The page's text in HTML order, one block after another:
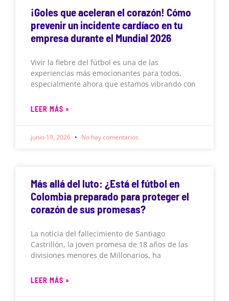
¡Goles que aceleran el corazón! Cómo
prevenir un incidente cardíaco en tu
empresa durante el Mundial 2026
Vivir la fiebre del fútbol es una de las
experiencias más emocionantes para todos,
especialmente ahora que estamos vibrando con
LEER MÁS »
junio 19, 2026 No hay comentarios
Más allá del luto: ¿Está el fútbol en
Colombia preparado para proteger el
corazón de sus promesas?
La noticia del fallecimiento de Santiago
Castrillón, la joven promesa de 18 años de las
divisiones menores de Millonarios, ha
LEER MÁS »